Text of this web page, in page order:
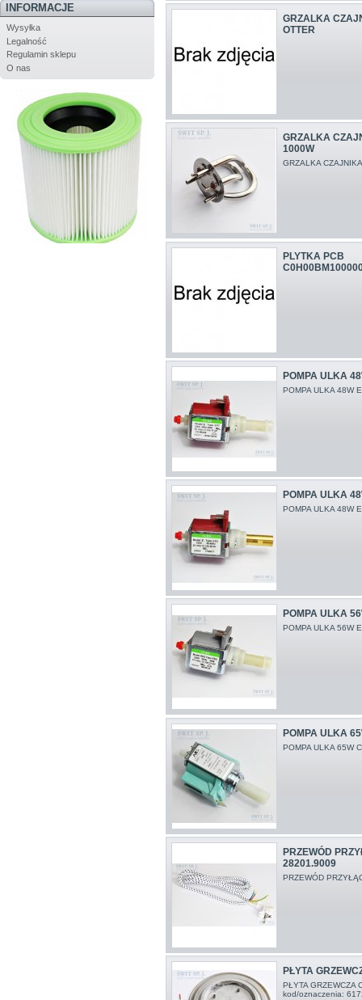
INFORMACJE
Wysyłka
Legalność
Regulamin sklepu
O nas
GRZALKA
OTTER
GRZALKA
1000W
GRZALKA
PLYTKA PCB
POMPA ULKA
POMPA ULKA 48W
POMPA ULKA
POMPA ULKA 48W
POMPA ULKA
POMPA ULKA 56W
POMPA ULKA
POMPA ULKA 65W
PRZEWÓD
28201.9009
PRZEWÓD
PŁYTA
PŁYTA
kod/oznaczenia: